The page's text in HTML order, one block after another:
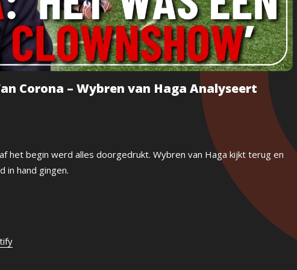
Corona – Wybren van Haga Analyseert
het begin werd alles doorgedrukt. Wybren van Haga kijkt terug en
in hand gingen.